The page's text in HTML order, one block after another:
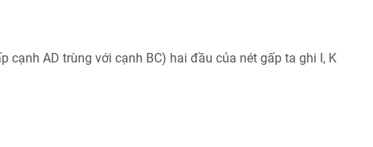
cạnh AD trùng với cạnh BC) hai đầu của nét gấp ta ghi I, K